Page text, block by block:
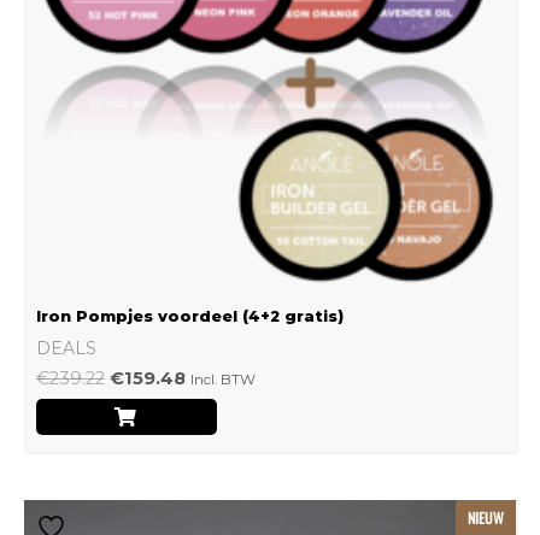
Iron Pompjes voordeel (4+2 gratis)
DEALS
€239.22 €159.48 Incl. BTW
NIEUW